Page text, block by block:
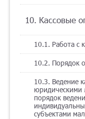
10. Кассовые
10.1. Работа с
10.2. Порядок
10.3. Ведение
порядок
субъектами